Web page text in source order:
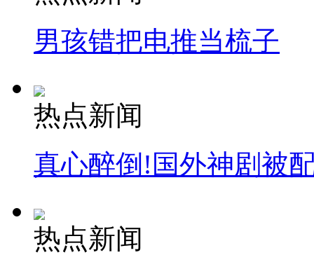
男孩错把电推当梳子
热点新闻
真心醉倒!国外神剧被
热点新闻